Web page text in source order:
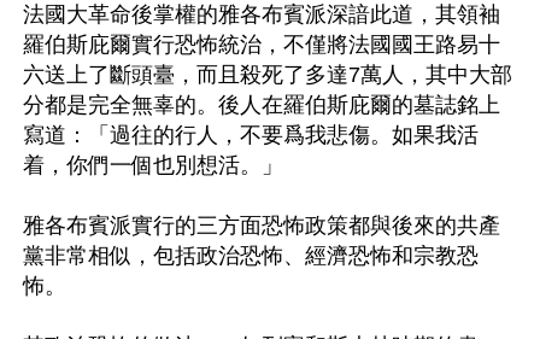
法國大革命後掌權的雅各布賓派深諳此道，其領袖
羅伯斯庇爾實行恐怖統治，不僅將法國國王路易十
六送上了斷頭臺，而且殺死了多達7萬人，其中大部
分都是完全無辜的。後人在羅伯斯庇爾的墓誌銘上
寫道：「過往的行人，不要爲我悲傷。如果我活
着，你們一個也別想活。」
雅各布賓派實行的三方面恐怖政策都與後來的共產
黨非常相似，包括政治恐怖、經濟恐怖和宗教恐
怖。